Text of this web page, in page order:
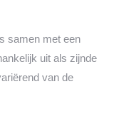
samen met een
uit als zijnde
van de